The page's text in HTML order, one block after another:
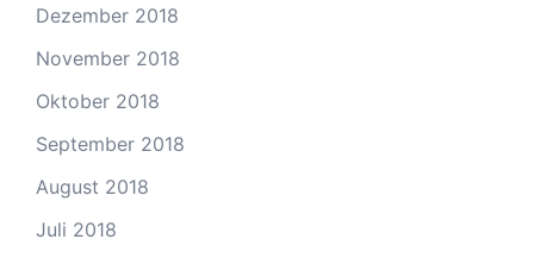
Dezember 2018
November 2018
Oktober 2018
September 2018
August 2018
Juli 2018